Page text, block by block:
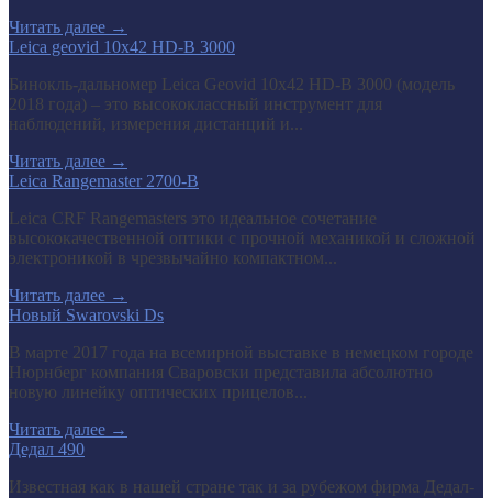
Читать далее →
Leica geovid 10x42 HD-B 3000
Бинокль-дальномер Leica Geovid 10x42 HD-В 3000 (модель
2018 года) – это высококлассный инструмент для
наблюдений, измерения дистанций и...
Читать далее →
Leica Rangemaster 2700-B
Leica CRF Rangemasters это идеальное сочетание
высококачественной оптики с прочной механикой и сложной
электроникой в чрезвычайно компактном...
Читать далее →
Новый Swarovski Ds
В марте 2017 года на всемирной выставке в немецком городе
Нюрнберг компания Сваровски представила абсолютно
новую линейку оптических прицелов...
Читать далее →
Дедал 490
Известная как в нашей стране так и за рубежом фирма Дедал-